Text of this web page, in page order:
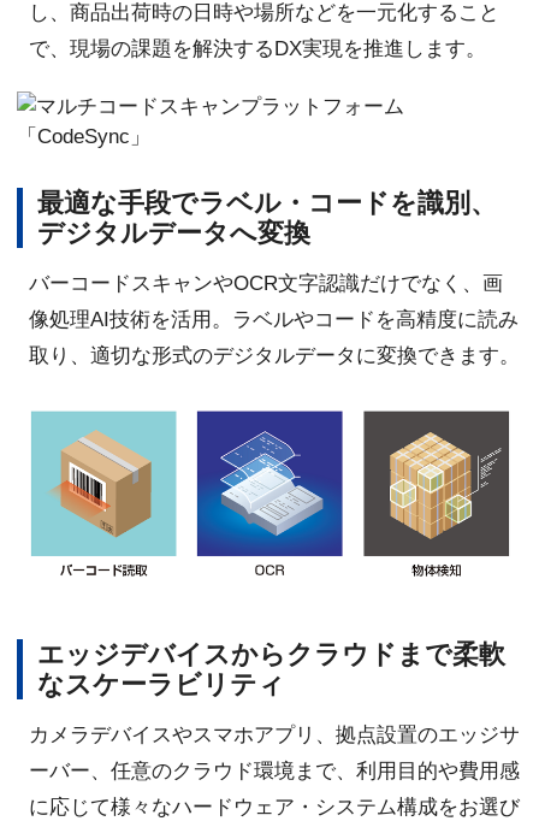
し、商品出荷時の日時や場所などを一元化すること
で、現場の課題を解決するDX実現を推進します。
最適な手段でラベル・コードを識別、
デジタルデータへ変換
バーコードスキャンやOCR文字認識だけでなく、画
像処理AI技術を活用。ラベルやコードを高精度に読み
取り、適切な形式のデジタルデータに変換できます。
エッジデバイスからクラウドまで柔軟
なスケーラビリティ
カメラデバイスやスマホアプリ、拠点設置のエッジサ
ーバー、任意のクラウド環境まで、利用目的や費用感
に応じて様々なハードウェア・システム構成をお選び